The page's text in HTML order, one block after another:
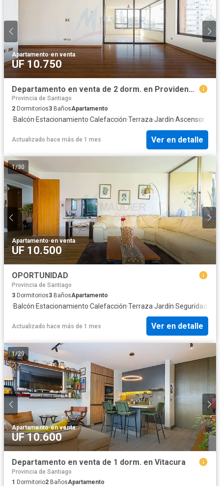
Apartamento·en venta
UF 10.750
Departamento en venta de 2 dorm. en Providencia
Provincia de Santiago
2 Dormitorios3 BañosApartamento
·Balcón·Estacionamiento·Calefacción·Terraza·Jardín·Ascensor
Actualizado hace más de 1 mes Ver en detalle
1/30
Apartamento·en venta
UF 10.500
OPORTUNIDAD
Provincia de Santiago
3 Dormitorios3 BañosApartamento
·Balcón·Estacionamiento·Calefacción·Terraza·Jardín·Seguridad
Actualizado hace más de 1 mes Ver en detalle
1/29
Apartamento·en venta
UF 10.600
Departamento en venta de 1 dorm. en Vitacura
Provincia de Santiago
1 Dormitorio2 BañosApartamento